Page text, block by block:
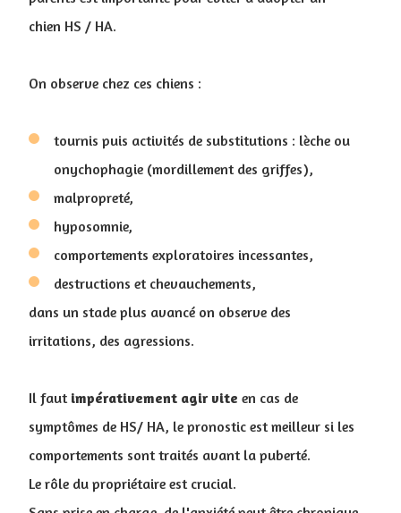
chien HS / HA.
On observe chez ces chiens :
tournis puis activités de substitutions : lèche ou
onychophagie (mordillement des griffes),
malpropreté,
hyposomnie,
comportements exploratoires incessantes,
destructions et chevauchements,
dans un stade plus avancé on observe des
irritations, des agressions.
Il fautimpérativement agir vite en cas de
symptômes de HS/ HA, le pronostic est meilleur si les
comportements sont traités avant la puberté.
Le rôle du propriétaire est crucial.